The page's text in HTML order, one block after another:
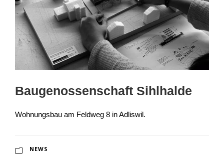
Baugenossenschaft Sihlhalde
Wohnungsbau am Feldweg 8 in Adliswil.
NEWS